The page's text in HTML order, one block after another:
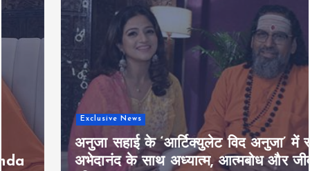
Exclusive News
अनुजा सहाई के ‘आर्टिक्युलेट विद अनुजा’ में स्वामी
अभेदानंद के साथ अध्यात्म, आत्मबोध और जीवन